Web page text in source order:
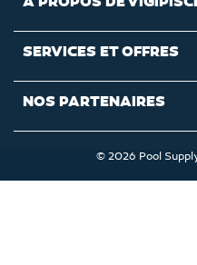
SERVICES ET OFFRES
NOS PARTENAIRES
© 2026 Pool